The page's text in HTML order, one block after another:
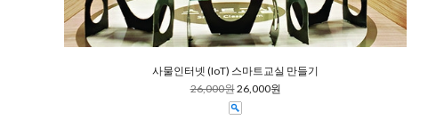
사물인터넷 (IoT) 스마트교실 만들기
26,000원26,000원